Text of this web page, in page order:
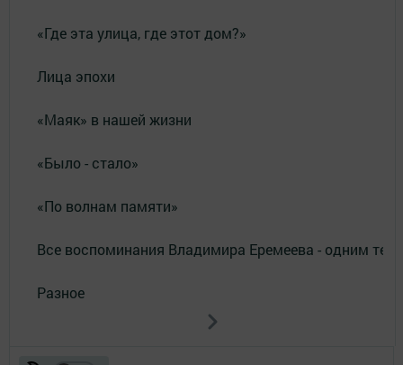
«Где эта улица, где этот дом?»
Лица эпохи
«Маяк» в нашей жизни
«Было - стало»
«По волнам памяти»
Все воспоминания Владимира Еремеева - одним
Разное